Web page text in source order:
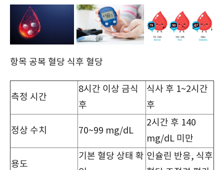
항목 공복 혈당 식후 혈당
측정 시간
8시간 이상 금식
후
식사 후 1~2시간
후
정상 수치 70~99 mg/dL
2시간 후 140
mg/dL 미만
용도
기본 혈당 상태 확 인슐린 반응, 식후